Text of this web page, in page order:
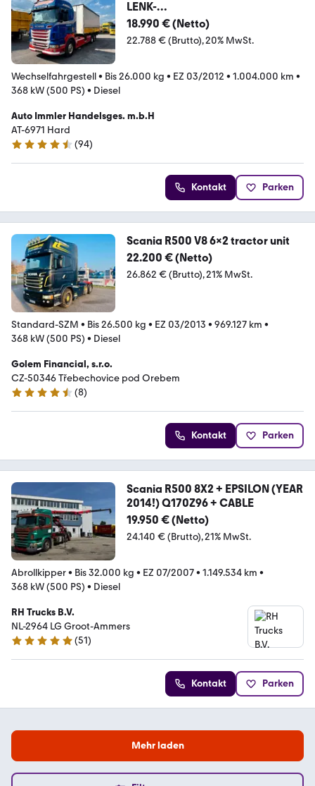
LENK-
ACHSE*KRANKONSOLE*FULLAI
18.990 € (Netto)
22.788 € (Brutto) 20% MwSt.
Wechselfahrgestell• Bis 26.000 kg • EZ 03/2012 • 1.004.000 km •
368 kW (500 PS) • Diesel
Auto Immler Handelsges. m.b.H
AT-6971 Hard
4.4 Sterne
(94)
Kontakt Parken
Scania R500 V8 6x2 tractor unit
22.200 € (Netto)
26.862 € (Brutto) 21% MwSt.
Standard-SZM • Bis 26.500 kg • EZ 03/2013 • 969.127 km •
368 kW (500 PS) • Diesel
Golem Financial, s.r.o.
CZ-50346 Třebechovice pod Orebem
4.7 Sterne
(8)
Kontakt Parken
Scania R500 8X2 + EPSILON (YEAR
2014!) Q170Z96 + CABLE
19.950 € (Netto)
24.140 € (Brutto) 21% MwSt.
Abrollkipper• Bis 32.000 kg • EZ 07/2007• 1.149.534 km •
368 kW (500 PS) • Diesel
RH Trucks B.V.
NL-2964 LG Groot-Ammers
5 Sterne
(51)
Kontakt Parken
Mehr laden